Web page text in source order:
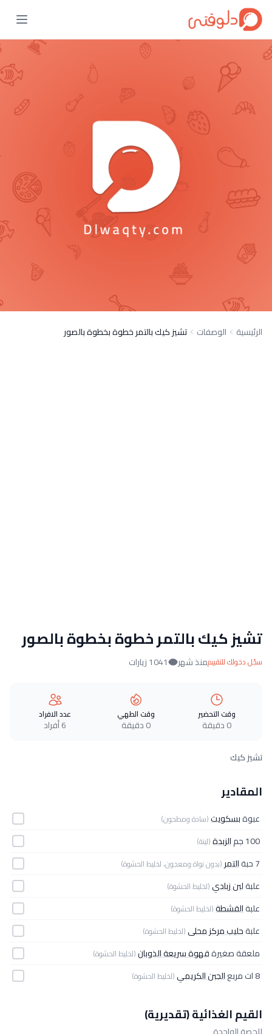
الرئيسية الوصفات تشيز كيك بالتمر خطوة بخطوة بالصور
تشيز كيك بالتمر خطوة بخطوة بالصور
سجّل دخولك للتقييممنذ شهر 1041 زيارات
وقت التحضير
0 دقيقة
وقت الطهي
0 دقيقة
عدد الافراد
6 أفراد
تشيز كيك
المقادير
عبوةبسكويت(سادة ومطحون)
100 جم الزبدة(لينة)
7 حبة التمر (بدون نواة ومعجون، لخليط الحشوة)
علبةلبن زبادي(لخليط الحشوة)
علبةالقشطة(لخليط الحشوة)
علبةحليب مركز محلى (لخليط الحشوة)
ملعقة صغيرةقهوة سريعة الذوبان(لخليط الحشوة)
8 ات مربع الجبن الكريمي (لخليط الحشوة)
القيم الغذائية (تقديرية)